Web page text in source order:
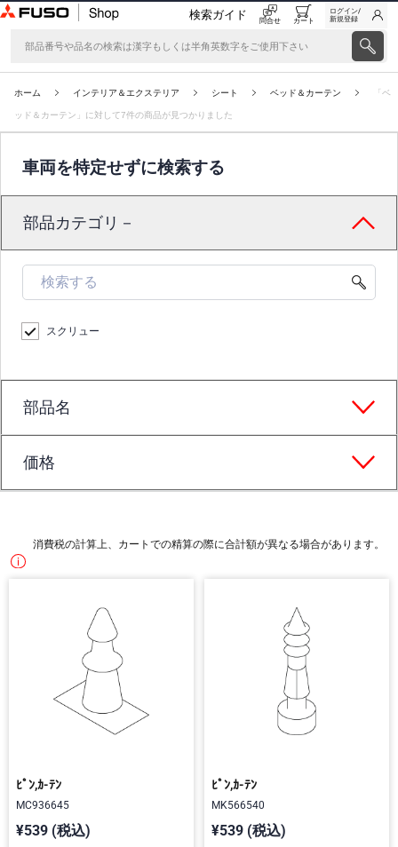
検索ガイド 問合せ カート
ログイン/
新規登録
ホーム インテリア＆エクステリア シート ベッド＆カーテン 「ベ
ッド＆カーテン」に対して7件の商品が見つかりました
車両を特定せずに検索する
部品カテゴリ－
スクリュー
部品名
価格
消費税の計算上、カートでの精算の際に合計額が異なる場合があります。
ﾋﾟﾝ,ｶ-ﾃﾝ
MC936645
¥539 (税込)
ﾋﾟﾝ,ｶ-ﾃﾝ
MK566540
¥539 (税込)